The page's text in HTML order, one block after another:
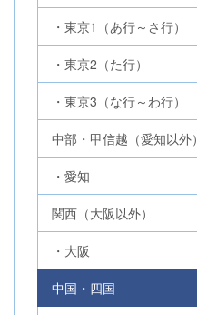
・東京1（あ行～さ行）
・東京2（た行）
・東京3（な行～わ行）
中部・甲信越（愛知以外）
・愛知
関西（大阪以外）
・大阪
中国・四国